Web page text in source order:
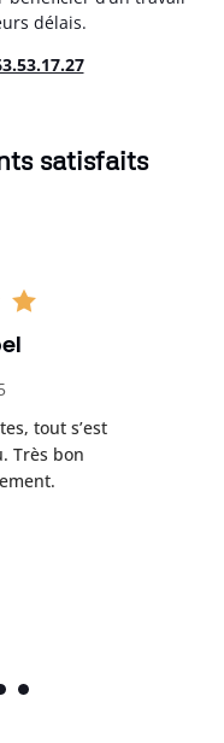
délais.
satisfaits
tout s’est
Très bon